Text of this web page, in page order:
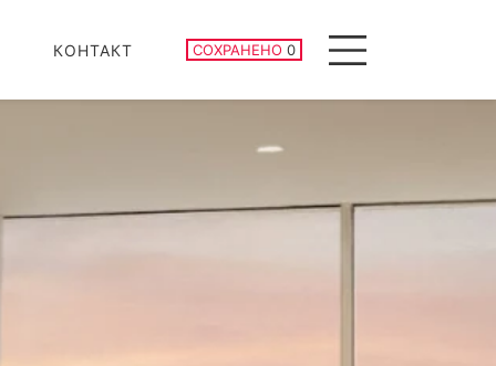
КОНТАКТ СОХРАНЕНО 0
СОХРАНЕННЫЕ ОБЪЕКТЫ
Menu